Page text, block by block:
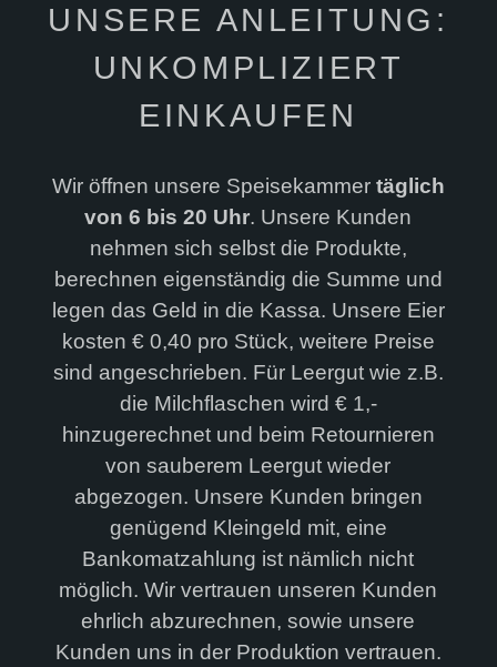
UNSERE ANLEITUNG:
UNKOMPLIZIERT
EINKAUFEN
Wir öffnen unsere Speisekammer täglich
von 6 bis 20 Uhr. Unsere Kunden
nehmen sich selbst die Produkte,
berechnen eigenständig die Summe und
legen das Geld in die Kassa. Unsere Eier
kosten € 0,40 pro Stück, weitere Preise
sind angeschrieben. Für Leergut wie z.B.
die Milchflaschen wird € 1,-
hinzugerechnet und beim Retournieren
von sauberem Leergut wieder
abgezogen. Unsere Kunden bringen
genügend Kleingeld mit, eine
Bankomatzahlung ist nämlich nicht
möglich. Wir vertrauen unseren Kunden
ehrlich abzurechnen, sowie unsere
Kunden uns in der Produktion vertrauen.